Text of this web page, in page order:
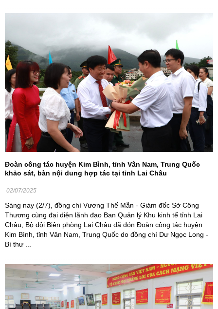
Đoàn công tác huyện Kim Bình, tỉnh Vân Nam, Trung Quốc
khảo sát, bàn nội dung hợp tác tại tỉnh Lai Châu
02/07/2025
Sáng nay (2/7), đồng chí Vương Thế Mẫn - Giám đốc Sở Công
Thương cùng đại diện lãnh đạo Ban Quản lý Khu kinh tế tỉnh Lai
Châu, Bộ đội Biên phòng Lai Châu đã đón Đoàn công tác huyện
Kim Bình, tỉnh Vân Nam, Trung Quốc do đồng chí Dư Ngọc Long -
Bí thư ...